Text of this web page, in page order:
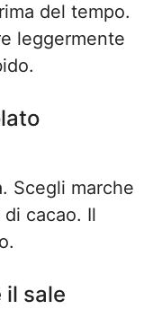
del tempo.
leggermente
Scegli marche
cacao. Il
il sale